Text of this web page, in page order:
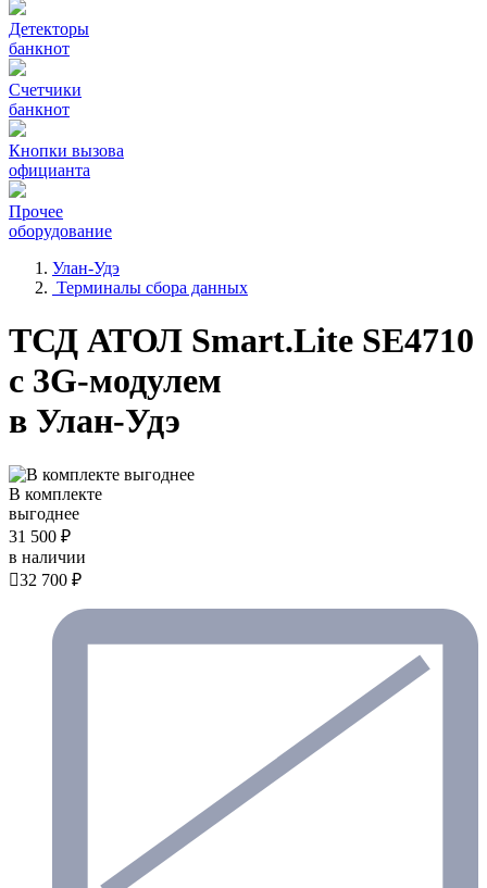
Детекторы
банкнот
Счетчики
банкнот
Кнопки вызова
официанта
Прочее
оборудование
Улан-Удэ
Терминалы сбора данных
ТСД АТОЛ Smart.Lite SE4710
с 3G-модулем
в Улан-Удэ
В комплекте
выгоднее
31 500 ₽
в наличии
32 700 ₽